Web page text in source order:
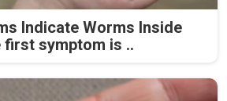
Indicate Worms Inside
first symptom is ..